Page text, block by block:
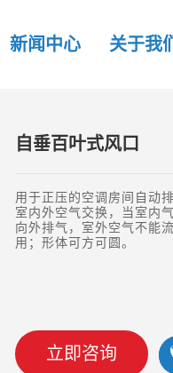
新闻中心 关于我们
自垂百叶式风口
用于正压的空调房间自动
室内外空气交换，当室内
向外排气，室外空气不能
用；形体可方可圆。
立即咨询